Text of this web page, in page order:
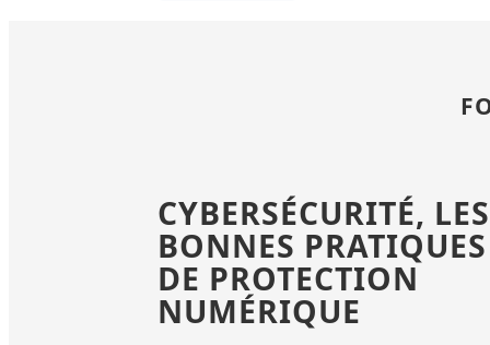
CYBERSÉCURITÉ, LES
BONNES PRATIQUES
DE PROTECTION
NUMÉRIQUE